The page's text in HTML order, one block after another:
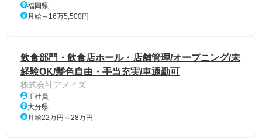
福岡県
月給～16万5,500円
飲食部門・飲食店ホール・店舗管理/オープニング/未
経験OK/髪色自由・手当充実/車通勤可
株式会社アメイズ
正社員
大分県
月給22万円～28万円